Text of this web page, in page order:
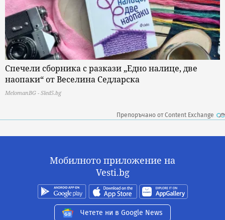
Спечели сборника с разкази „Едно налице, две
наопаки“ от Веселина Седларска
MelomanBG - Sled5.bg
Препоръчано от Content Exchange
Мобилното приложение на
Vesti.bg
Четете ни в Google News